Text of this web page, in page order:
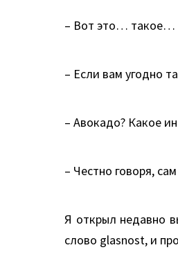
– Вот это… такое…
– Если вам угодно
– Авокадо? Какое
– Честно говоря,
Я открыл недавно
слово glasnost, и